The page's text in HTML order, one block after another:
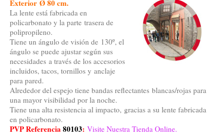
Exterior Ø 80 cm.
La lente está fabricada en
policarbonato y la parte trasera de
polipropileno.
Tiene un ángulo de visión de 130º, el
ángulo se puede ajustar según sus
necesidades a través de los accesorios
incluidos, tacos, tornillos y anclaje
para pared.
Alrededor del espejo tiene bandas reflectantes blancas/rojas para
una mayor visibilidad por la noche.
Tiene una alta resistencia al impacto, gracias a su lente fabricada
en policarbonato.
PVP Referencia80103: Visite Nuestra Tienda Online.